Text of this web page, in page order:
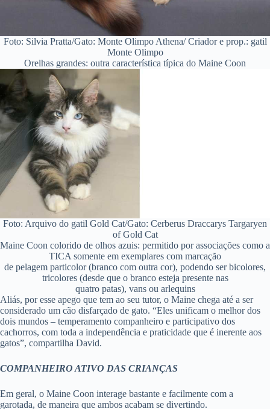
Foto: Silvia Pratta/Gato: Monte Olimpo Athena/ Criador e prop.: gatil
Monte Olimpo
Orelhas grandes: outra característica típica do Maine Coon
Foto: Arquivo do gatil Gold Cat/Gato: Cerberus Draccarys Targaryen
of Gold Cat
Maine Coon colorido de olhos azuis: permitido por associações como a
TICA somente em exemplares com marcação
de pelagem particolor (branco com outra cor), podendo ser bicolores,
tricolores (desde que o branco esteja presente nas
quatro patas), vans ou arlequins
Aliás, por esse apego que tem ao seu tutor, o Maine chega até a ser
considerado um cão disfarçado de gato. “Eles unificam o melhor dos
dois mundos – temperamento companheiro e participativo dos
cachorros, com toda a independência e praticidade que é inerente aos
gatos”, compartilha David.
COMPANHEIRO ATIVO DAS CRIANÇAS
Em geral, o Maine Coon interage bastante e facilmente com a
garotada, de maneira que ambos acabam se divertindo.